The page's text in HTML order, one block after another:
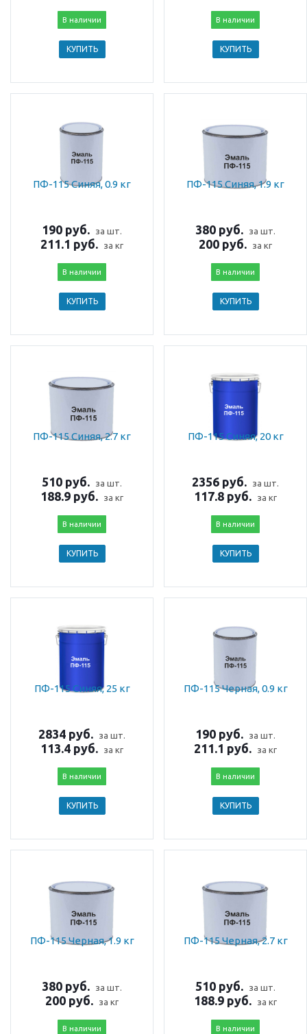
В наличии
КУПИТЬ
В наличии
КУПИТЬ
ПФ-115 Синяя, 0.9 кг
190 руб. за шт.
211.1 руб. за кг
В наличии
КУПИТЬ
ПФ-115 Синяя, 1.9 кг
380 руб. за шт.
200 руб. за кг
В наличии
КУПИТЬ
ПФ-115 Синяя, 2.7 кг
510 руб. за шт.
188.9 руб. за кг
В наличии
КУПИТЬ
ПФ-115 Синяя, 20 кг
2356 руб. за шт.
117.8 руб. за кг
В наличии
КУПИТЬ
ПФ-115 Синяя, 25 кг
2834 руб. за шт.
113.4 руб. за кг
В наличии
КУПИТЬ
ПФ-115 Черная, 0.9 кг
190 руб. за шт.
211.1 руб. за кг
В наличии
КУПИТЬ
ПФ-115 Черная, 1.9 кг
380 руб. за шт.
200 руб. за кг
В наличии
ПФ-115 Черная, 2.7 кг
510 руб. за шт.
188.9 руб. за кг
В наличии